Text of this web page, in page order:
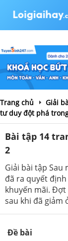
Trang chủ
Giải
tư duy đột phá
Bài tập 14
2
Giải bài tập
đã ra quyết
khuyến mãi. Đợt
sau khi đã giảm
Đề bài